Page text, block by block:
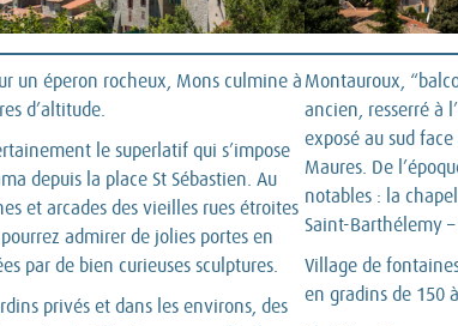
un éperon rocheux, Mons culmine à
d’altitude.
le superlatif qui s’impose
depuis la place St Sébastien. Au
et arcades des vieilles rues étroites
admirer de jolies portes en
par de bien curieuses sculptures.
privés et dans les environs, des
Montauroux,
ancien, resserré à
exposé au sud
Maures. De
notables : la
Saint-Barthélemy –
Village de
en gradins de 150